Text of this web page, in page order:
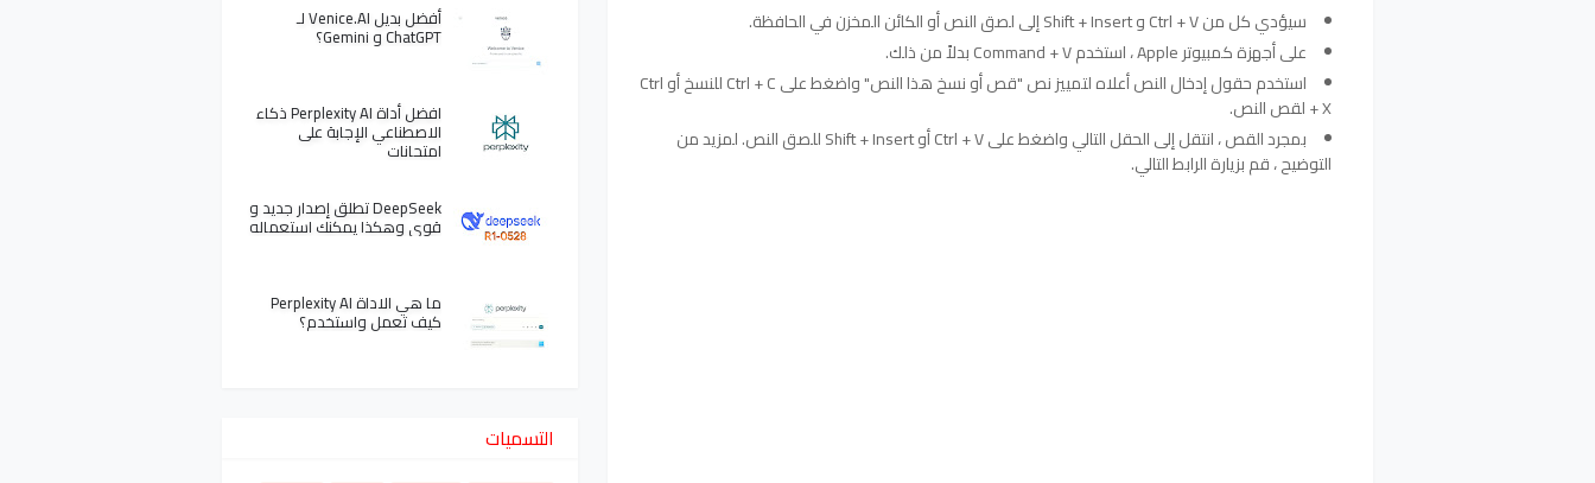
سيؤدي كل من Ctrl + V و Shift + Insert إلى لصق النص أو الكائن المخزن في الحافظة.
على أجهزة كمبيوتر Apple ، استخدم Command + V بدلاً من ذلك.
استخدم حقول إدخال النص أعلاه لتمييز نص "قص أو نسخ هذا النص" واضغط على Ctrl + C للنسخ أو Ctrl
+ X لقص النص.
بمجرد القص ، انتقل إلى الحقل التالي واضغط على Ctrl + V أو Shift + Insert للصق النص. لمزيد من
التوضيح ، قم بزيارة الرابط التالي.
أفضل بديل Venice.AI لـ
ChatGPT و Gemini؟
افضل أداة Perplexity AI ذكاء
الاصطناعي الإجابة على
امتحانات
DeepSeek تطلق إصدار جديد و
قوي وهكذا يمكنك استعماله
ما هي الاداة Perplexity AI
كيف تعمل واستخدم؟
التسميات